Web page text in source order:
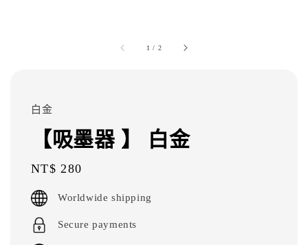
1 / 2
白金
【吸墨器 】 白金
Regular
price
NT$ 280
Worldwide shipping
Secure payments